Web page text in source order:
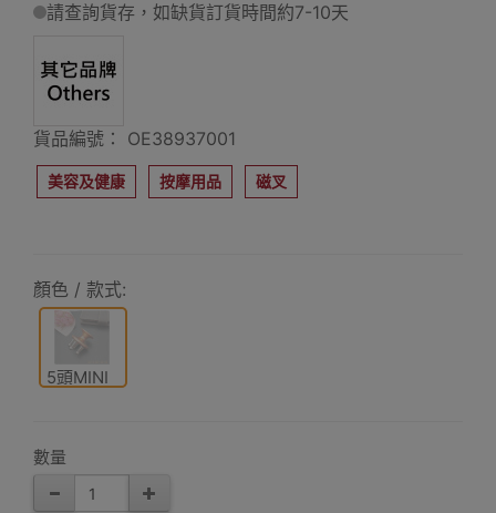
請查詢貨存，如缺貨訂貨時間約7-10天
貨品編號： OE38937001
美容及健康 按摩用品 磁叉
顏色 / 款式:
5頭MINI
數量